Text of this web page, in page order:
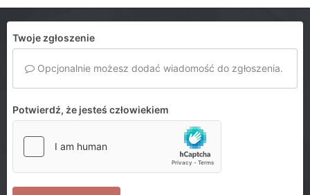
Twoje zgłoszenie
Opcjonalnie możesz dodać wiadomość do zgłoszenia.
Potwierdź, że jesteś człowiekiem